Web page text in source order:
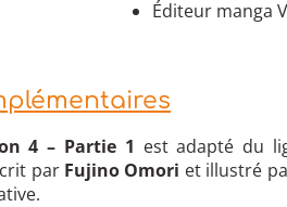
Éditeur manga
4 – Partie 1 est adapté du
par Fujino Omori et illustré